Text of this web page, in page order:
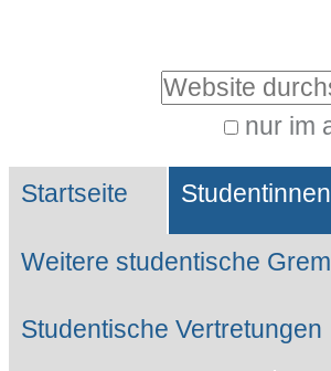
Website durchsuchen
nur im
Suche…
Sektionen
Startseite
Weitere studentische
Studentische Vertretungen